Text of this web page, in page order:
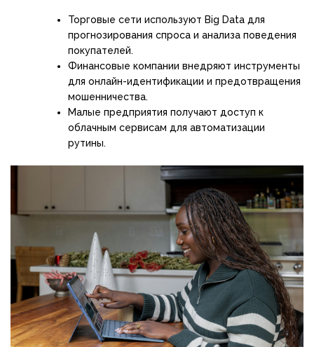
Торговые сети используют Big Data для
прогнозирования спроса и анализа поведения
покупателей.
Финансовые компании внедряют инструменты
для онлайн-идентификации и предотвращения
мошенничества.
Малые предприятия получают доступ к
облачным сервисам для автоматизации
рутины.